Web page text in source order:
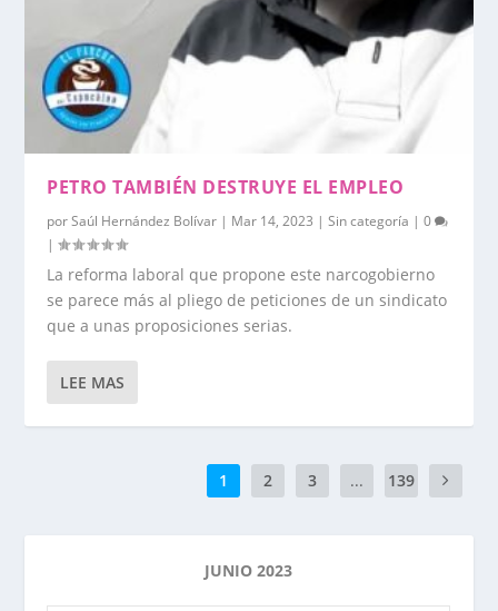
PETRO TAMBIÉN DESTRUYE EL EMPLEO
porSaúl Hernández Bolívar | Mar 14, 2023 |Sin categoría |0
|
La reforma laboral que propone este narcogobierno
se parece más al pliego de peticiones de un sindicato
que a unas proposiciones serias.
LEE MAS
1 2 3 ... 139
JUNIO 2023